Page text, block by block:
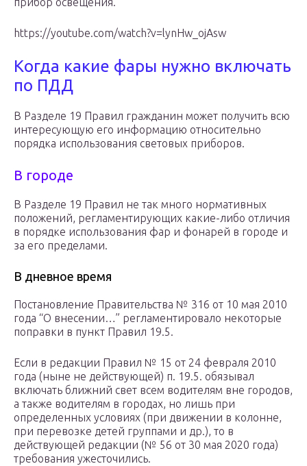
https://youtube.com/watch?v=lynHw_ojAsw
Когда какие фары нужно включать
по ПДД
В Разделе 19 Правил гражданин может получить всю
интересующую его информацию относительно
порядка использования световых приборов.
В городе
В Разделе 19 Правил не так много нормативных
положений, регламентирующих какие-либо отличия
в порядке использования фар и фонарей в городе и
за его пределами.
В дневное время
Постановление Правительства № 316 от 10 мая 2010
года “О внесении…” регламентировало некоторые
поправки в пункт Правил 19.5.
Если в редакции Правил № 15 от 24 февраля 2010
года (ныне не действующей) п. 19.5. обязывал
включать ближний свет всем водителям вне городов,
а также водителям в городах, но лишь при
определенных условиях (при движении в колонне,
при перевозке детей группами и др.), то в
действующей редакции (№ 56 от 30 мая 2020 года)
требования ужесточились.